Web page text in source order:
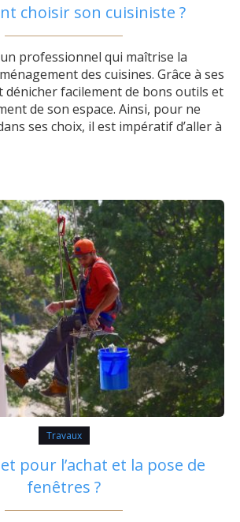
choisir son cuisiniste ?
professionnel qui maîtrise la
des cuisines. Grâce à ses
dénicher facilement de bons outils et
de son espace. Ainsi, pour ne
ses choix, il est impératif d’aller à
prestataires et de demander
il faut rester méthodique
Travaux
pour l’achat et la pose de
fenêtres ?